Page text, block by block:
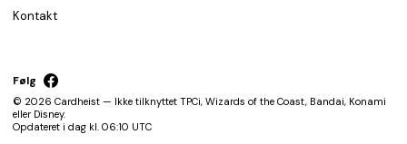
Kontakt
Følg
© 2026 Cardheist — Ikke tilknyttet TPCi, Wizards of the Coast, Bandai, Konami
eller Disney.
Opdateret i dag kl. 06:10 UTC